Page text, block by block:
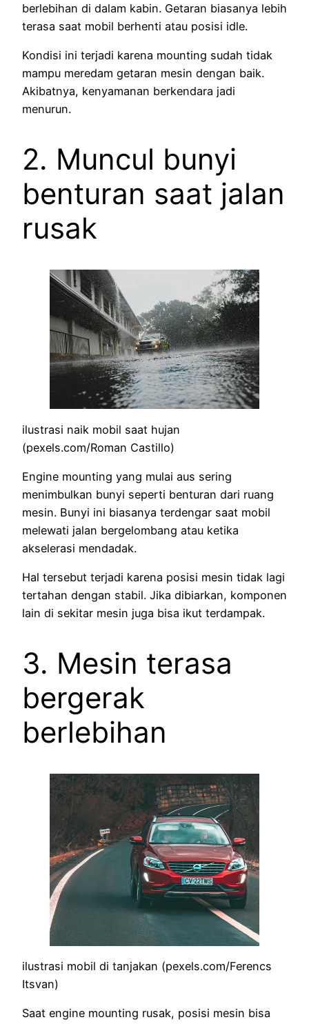
berlebihan di dalam kabin. Getaran biasanya lebih
terasa saat mobil berhenti atau posisi idle.
Kondisi ini terjadi karena mounting sudah tidak
mampu meredam getaran mesin dengan baik.
Akibatnya, kenyamanan berkendara jadi
menurun.
2. Muncul bunyi
benturan saat jalan
rusak
ilustrasi naik mobil saat hujan
(pexels.com/Roman Castillo)
Engine mounting yang mulai aus sering
menimbulkan bunyi seperti benturan dari ruang
mesin. Bunyi ini biasanya terdengar saat mobil
melewati jalan bergelombang atau ketika
akselerasi mendadak.
Hal tersebut terjadi karena posisi mesin tidak lagi
tertahan dengan stabil. Jika dibiarkan, komponen
lain di sekitar mesin juga bisa ikut terdampak.
3. Mesin terasa
bergerak
berlebihan
ilustrasi mobil di tanjakan (pexels.com/Ferencs
Itsvan)
Saat engine mounting rusak, posisi mesin bisa